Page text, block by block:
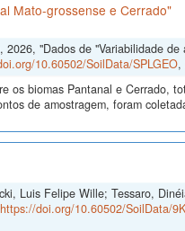
Mato-grossense e Cerrado"
"Dados de "Variabilidade de
10.60502/SoilData/SPLGEO,
os biomas Pantanal e Cerrado,
de amostragem, foram
Luis Felipe Wille; Tessaro,
https://doi.org/10.60502/SoilData/